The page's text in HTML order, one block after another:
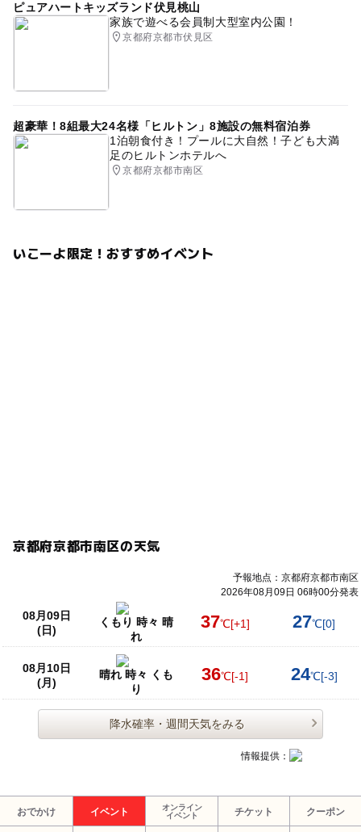
ピュアハートキッズランド伏見桃山
家族で遊べる会員制大型室内公園！
京都府京都市伏見区
超豪華！8組最大24名様「ヒルトン」8施設の無料宿泊券
1泊朝食付き！プールに大自然！子ども大満
足のヒルトンホテルへ
京都府京都市南区
いこーよ限定！おすすめイベント
京都府京都市南区の天気
予報地点：京都府京都市南区
2026年08月09日 06時00分発表
08月09日
(日)
くもり 時々 晴
れ
37℃[+1] 27℃[0]
08月10日
(月)
晴れ 時々 くも
り
36℃[-1] 24℃[-3]
降水確率・週間天気をみる
情報提供：
おでかけ イベント
オンライン
イベント
チケット クーポン